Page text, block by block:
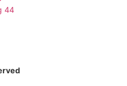
44